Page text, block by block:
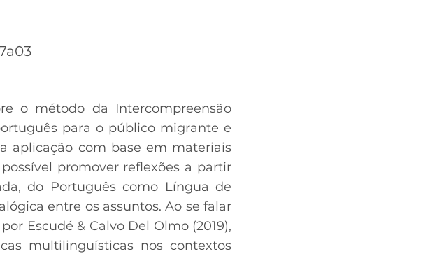
o método da Intercompreensão
para o público migrante e
aplicação com base em materiais
promover reflexões a partir
do Português como Língua de
entre os assuntos. Ao se falar
Escudé & Calvo Del Olmo (2019),
multilinguísticas nos contextos